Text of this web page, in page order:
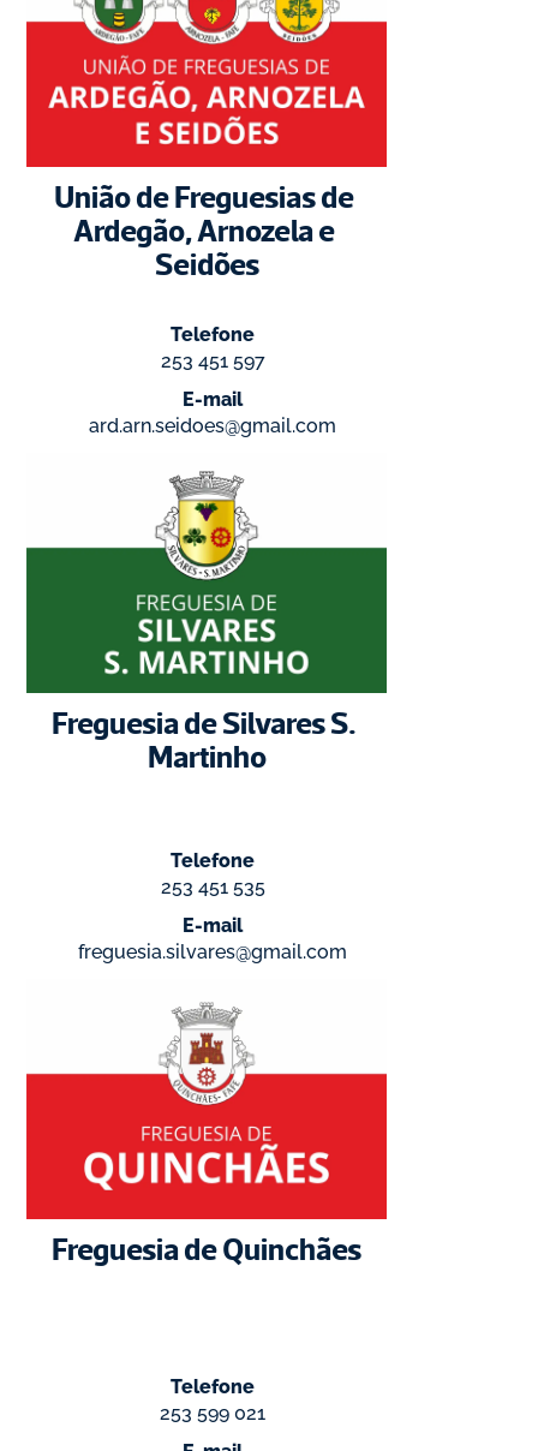
União de Freguesias de
Ardegão, Arnozela e
Seidões
Telefone
253 451 597
E-mail
ard.arn.seidoes@gmail.com
Freguesia de Silvares S.
Martinho
Telefone
253 451 535
E-mail
freguesia.silvares@gmail.com
Freguesia de Quinchães
Telefone
253 599 021